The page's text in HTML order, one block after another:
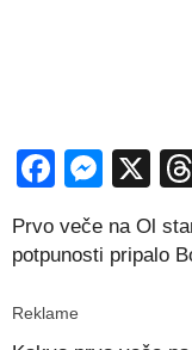
X
Prvo veče na Ol
potpunosti pripalo
Reklame